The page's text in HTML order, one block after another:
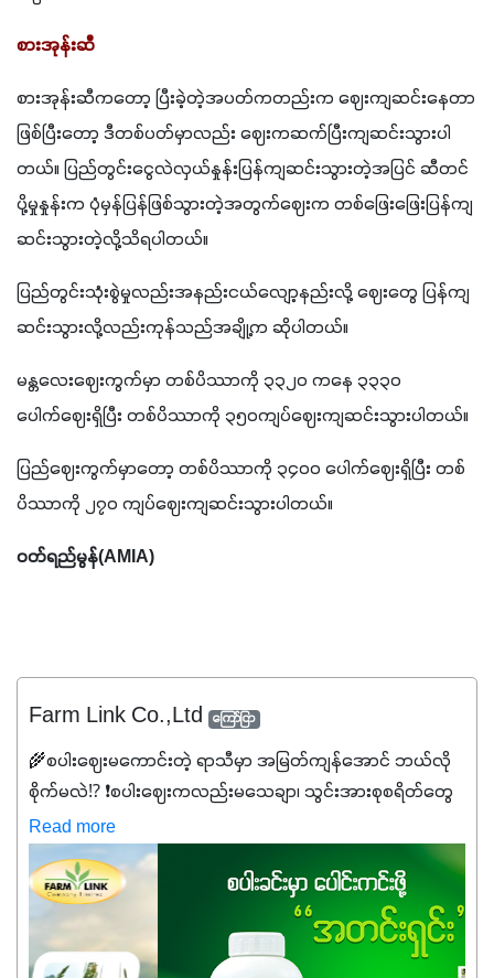
စားအုန်းဆီ
စားအုန်းဆီကတော့ ပြီးခဲ့တဲ့အပတ်ကတည်းက ဈေးကျဆင်းနေတာ
ဖြစ်ပြီးတော့ ဒီတစ်ပတ်မှာလည်း ဈေးကဆက်ပြီးကျဆင်းသွားပါ
တယ်။ ပြည်တွင်းငွေလဲလှယ်နှုန်းပြန်ကျဆင်းသွားတဲ့အပြင် ဆီတင်
ပို့မှုနှုန်းက ပုံမှန်ပြန်ဖြစ်သွားတဲ့အတွက်ဈေးက တစ်ဖြေးဖြေးပြန်ကျ
ဆင်းသွားတဲ့လို့သိရပါတယ်။
ပြည်တွင်းသုံးစွဲမှုလည်းအနည်းငယ်လျော့နည်းလို့ ဈေးတွေ ပြန်ကျ
ဆင်းသွားလို့လည်းကုန်သည်အချို့က ဆိုပါတယ်။
မန္တလေးဈေးကွက်မှာ တစ်ပိဿာကို ၃၃၂၀ ကနေ ၃၃၃၀
ပေါက်ဈေးရှိပြီး တစ်ပိဿာကို ၃၅၀ကျပ်ဈေးကျဆင်းသွားပါတယ်။
ပြည်ဈေးကွက်မှာတော့ တစ်ပိဿာကို ၃၄၀၀ ပေါက်ဈေးရှိပြီး တစ်
ပိဿာကို ၂၇၀ ကျပ်ဈေးကျဆင်းသွားပါတယ်။
ဝတ်ရည်မွန်(AMIA)
Farm Link Co.,Ltd ကြော်ငြာ
🌾စပါးဈေးမကောင်းတဲ့ ရာသီမှာ အမြတ်ကျန်အောင် ဘယ်လို
စိုက်မလဲ⁉️ ❗စပါးဈေးကလည်းမသေချာ၊ သွင်းအားစုစရိတ်တွေ
ကလည်း တက်နေတဲ့ဒီလိုအချိန်မှာ သွင်းအားစုဖိုးကို လျှော့ချပြီး
အထွက်နှုန်းကို ထိန်းထားနိုင်မှ ဦးကြီးတို့ အဆင်ပြေမှာနော် ✔️ဒါ
ကြောင့် ကိုယ်သုံးသမျှ ကိုယ့်အတွက်အကျိုးရစေမယ့်
အရည်အသွေးစိတ်ချရတဲ့ သွင်းအားစုပစ္စည်းတွေကိုပဲ ရွေးချယ်
သုံးသင့်ပါတယ်။
Read more